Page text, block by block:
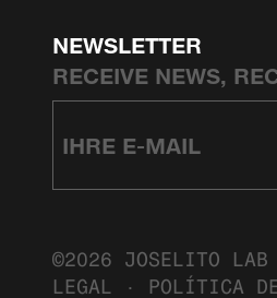
NEWSLETTER
RECEIVE NEWS,
©2026 JOSELITO
LEGAL · POLÍTICA